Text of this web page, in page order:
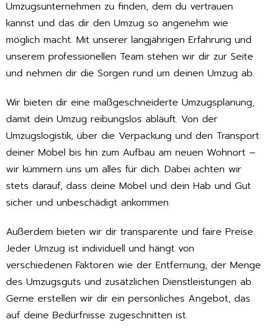
Umzugsunternehmen zu finden, dem du vertrauen
kannst und das dir den Umzug so angenehm wie
möglich macht. Mit unserer langjährigen Erfahrung und
unserem professionellen Team stehen wir dir zur Seite
und nehmen dir die Sorgen rund um deinen Umzug ab.
Wir bieten dir eine maßgeschneiderte Umzugsplanung,
damit dein Umzug reibungslos abläuft. Von der
Umzugslogistik, über die Verpackung und den Transport
deiner Möbel bis hin zum Aufbau am neuen Wohnort –
wir kümmern uns um alles für dich. Dabei achten wir
stets darauf, dass deine Möbel und dein Hab und Gut
sicher und unbeschädigt ankommen.
Außerdem bieten wir dir transparente und faire Preise.
Jeder Umzug ist individuell und hängt von
verschiedenen Faktoren wie der Entfernung, der Menge
des Umzugsguts und zusätzlichen Dienstleistungen ab.
Gerne erstellen wir dir ein persönliches Angebot, das
auf deine Bedürfnisse zugeschnitten ist.